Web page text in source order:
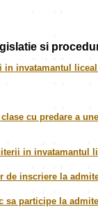
si
invatamantul liceal
cu predare a
in invatamantul
de inscriere la
participe la